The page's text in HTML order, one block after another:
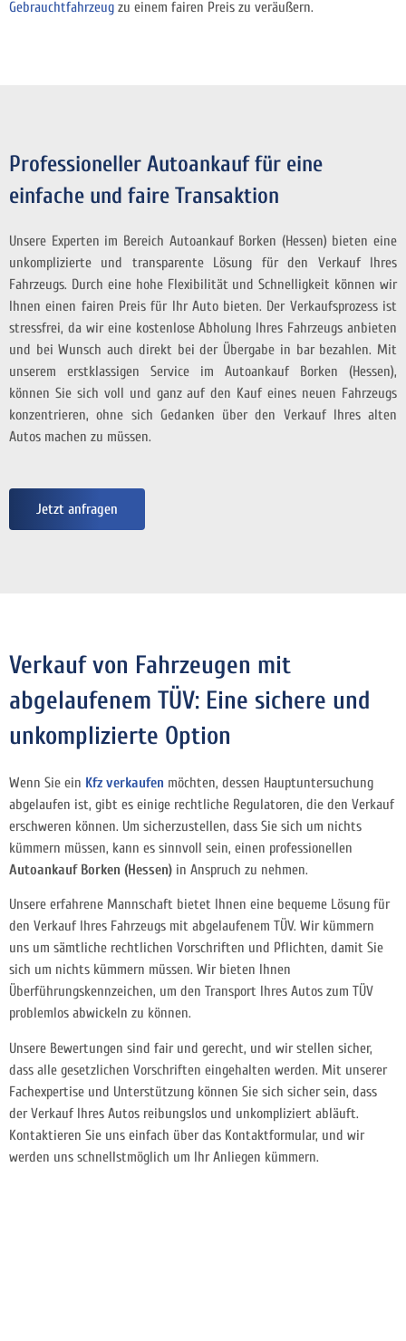
Gebrauchtfahrzeug zu einem fairen Preis zu veräußern.
Professioneller Autoankauf für eine
einfache und faire Transaktion
Unsere Experten im Bereich Autoankauf Borken (Hessen) bieten eine
unkomplizierte und transparente Lösung für den Verkauf Ihres
Fahrzeugs. Durch eine hohe Flexibilität und Schnelligkeit können wir
Ihnen einen fairen Preis für Ihr Auto bieten. Der Verkaufsprozess ist
stressfrei, da wir eine kostenlose Abholung Ihres Fahrzeugs anbieten
und bei Wunsch auch direkt bei der Übergabe in bar bezahlen. Mit
unserem erstklassigen Service im Autoankauf Borken (Hessen),
können Sie sich voll und ganz auf den Kauf eines neuen Fahrzeugs
konzentrieren, ohne sich Gedanken über den Verkauf Ihres alten
Autos machen zu müssen.
Jetzt anfragen
Verkauf von Fahrzeugen mit
abgelaufenem TÜV: Eine sichere und
unkomplizierte Option
Wenn Sie ein Kfz verkaufen möchten, dessen Hauptuntersuchung
abgelaufen ist, gibt es einige rechtliche Regulatoren, die den Verkauf
erschweren können. Um sicherzustellen, dass Sie sich um nichts
kümmern müssen, kann es sinnvoll sein, einen professionellen
Autoankauf Borken (Hessen) in Anspruch zu nehmen.
Unsere erfahrene Mannschaft bietet Ihnen eine bequeme Lösung für
den Verkauf Ihres Fahrzeugs mit abgelaufenem TÜV. Wir kümmern
uns um sämtliche rechtlichen Vorschriften und Pflichten, damit Sie
sich um nichts kümmern müssen. Wir bieten Ihnen
Überführungskennzeichen, um den Transport Ihres Autos zum TÜV
problemlos abwickeln zu können.
Unsere Bewertungen sind fair und gerecht, und wir stellen sicher,
dass alle gesetzlichen Vorschriften eingehalten werden. Mit unserer
Fachexpertise und Unterstützung können Sie sich sicher sein, dass
der Verkauf Ihres Autos reibungslos und unkompliziert abläuft.
Kontaktieren Sie uns einfach über das Kontaktformular, und wir
werden uns schnellstmöglich um Ihr Anliegen kümmern.